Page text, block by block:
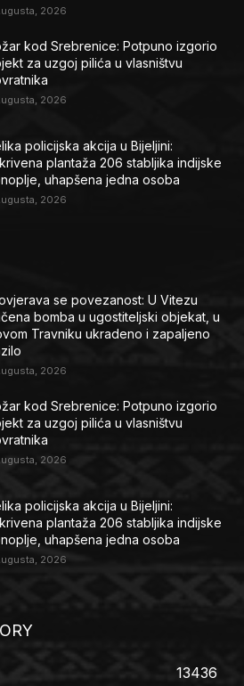
2026
kod Srebrenice: Potpuno izgorio
za uzgoj pilića u vlasništvu
2026
policijska akcija u Bijeljini:
plantaža 206 stabljika indijske
uhapšena jedna osoba
2026
se povezanost: U Vitezu
bomba u ugostiteljski objekat, u
Travniku ukradeno i zapaljeno
2026
kod Srebrenice: Potpuno izgorio
za uzgoj pilića u vlasništvu
2026
policijska akcija u Bijeljini:
plantaža 206 stabljika indijske
uhapšena jedna osoba
2026
13436